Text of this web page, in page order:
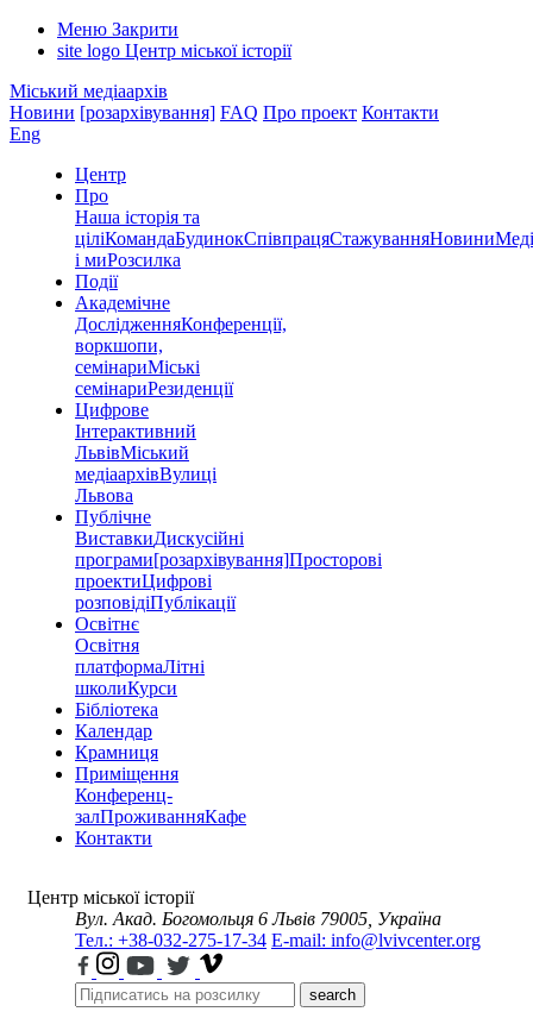
Меню Закрити
site logo Центр міської історії
Міський медіаархів
Новини [розархівування] FAQ Про проект Контакти
Eng
Центр
Про
Наша історія та
ціліКомандаБудинокСпівпрацяСтажуванняНовини
і миРозсилка
Події
Академічне
ДослідженняКонференції,
воркшопи,
семінариМіські
семінариРезиденції
Цифрове
Інтерактивний
ЛьвівМіський
медіаархівВулиці
Львова
Публічне
ВиставкиДискусійні
програми[розархівування]Просторові
проектиЦифрові
розповідіПублікації
Освітнє
Освітня
платформаЛітні
школиКурси
Бібліотека
Календар
Крамниця
Приміщення
Конференц-
залПроживанняКафе
Контакти
Центр міської історії
Вул. Акад. Богомольця 6 Львів 79005, Україна
Тел.: +38-032-275-17-34 E-mail: info@lvivcenter.org
search